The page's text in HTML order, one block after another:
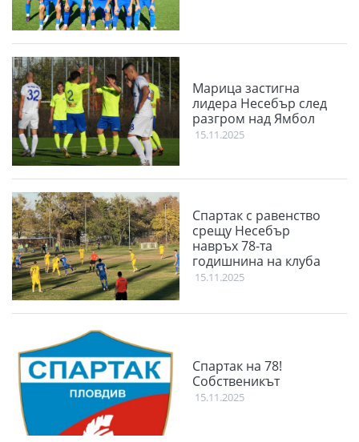
Марица застигна
лидера Несебър след
разгром над Ямбол
15.11.2025
Спартак с равенство
срещу Несебър
навръх 78-та
годишнина на клуба
15.11.2025
Спартак на 78!
Собственикът
15.11.2025